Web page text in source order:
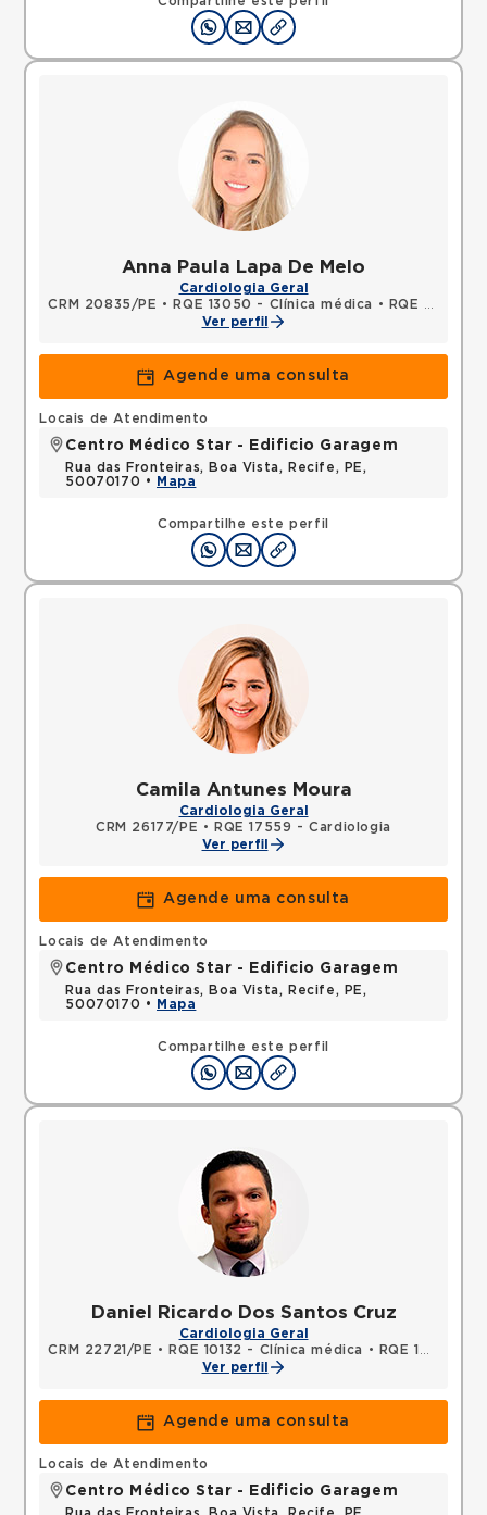
Anna Paula Lapa De Melo
Cardiologia Geral
CRM 20835/PE • RQE 13050 - Clínica médica •
RQE 13051 - Cardiologia
Ver perfil
Agende uma consulta
Compartilhe este perfil
Locais de Atendimento
Centro Médico Star - Edificio Garagem
Rua das Fronteiras, Boa Vista, Recife, PE,
50070170 •
Mapa
Camila Antunes Moura
Cardiologia Geral
CRM 26177/PE •
RQE 17559 - Cardiologia
Ver perfil
Agende uma consulta
Compartilhe este perfil
Locais de Atendimento
Centro Médico Star - Edificio Garagem
Rua das Fronteiras, Boa Vista, Recife, PE,
50070170 •
Mapa
Daniel Ricardo Dos Santos Cruz
Cardiologia Geral
CRM 22721/PE • RQE 10132 - Clínica médica •
RQE 10133 - Cardiologia
Ver perfil
Agende uma consulta
Locais de Atendimento
Centro Médico Star - Edificio Garagem